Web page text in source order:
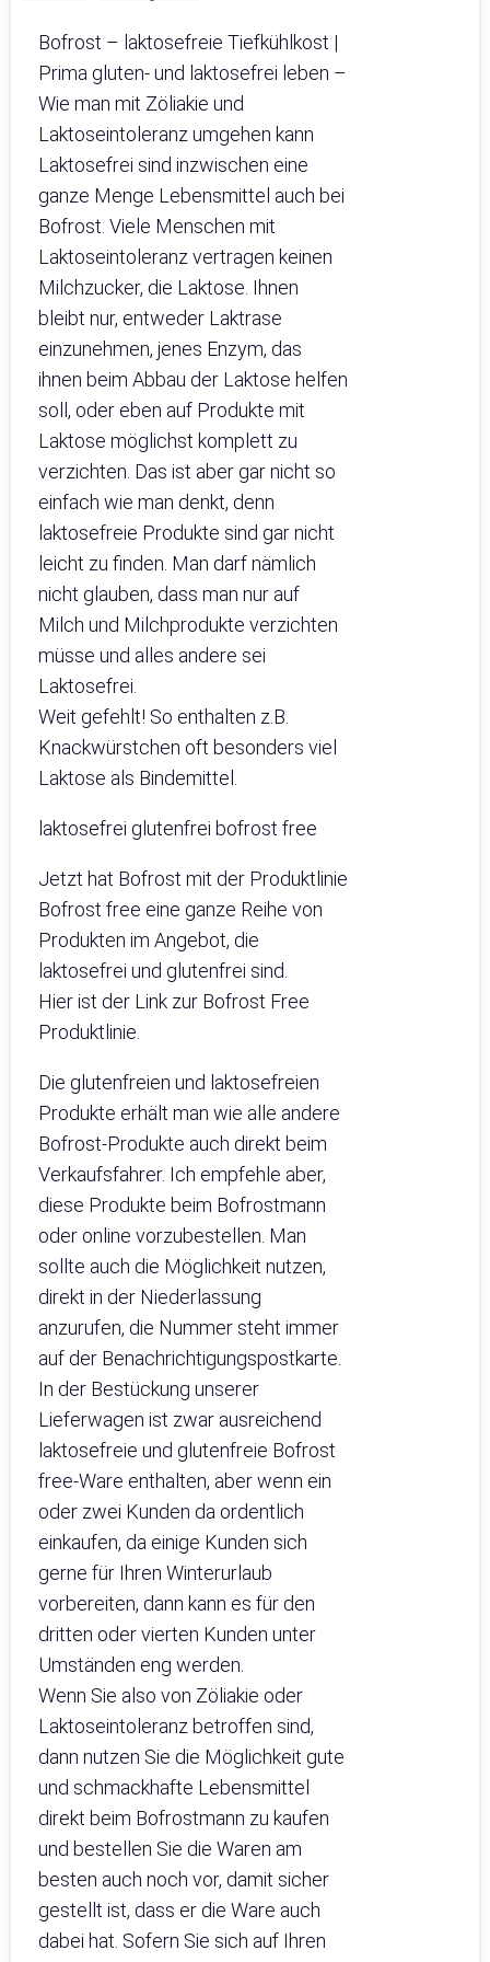
Bofrost – laktosefreie Tiefkühlkost |
Prima gluten- und laktosefrei leben –
Wie man mit Zöliakie und
Laktoseintoleranz umgehen kann
Laktosefrei sind inzwischen eine
ganze Menge Lebensmittel auch bei
Bofrost. Viele Menschen mit
Laktoseintoleranz vertragen keinen
Milchzucker, die Laktose. Ihnen
bleibt nur, entweder Laktrase
einzunehmen, jenes Enzym, das
ihnen beim Abbau der Laktose helfen
soll, oder eben auf Produkte mit
Laktose möglichst komplett zu
verzichten. Das ist aber gar nicht so
einfach wie man denkt, denn
laktosefreie Produkte sind gar nicht
leicht zu finden. Man darf nämlich
nicht glauben, dass man nur auf
Milch und Milchprodukte verzichten
müsse und alles andere sei
Laktosefrei.
Weit gefehlt! So enthalten z.B.
Knackwürstchen oft besonders viel
Laktose als Bindemittel.
laktosefrei glutenfrei bofrost free
Jetzt hat Bofrost mit der Produktlinie
Bofrost free eine ganze Reihe von
Produkten im Angebot, die
laktosefrei und glutenfrei sind.
Hier ist der Link zur Bofrost Free
Produktlinie.
Die glutenfreien und laktosefreien
Produkte erhält man wie alle andere
Bofrost-Produkte auch direkt beim
Verkaufsfahrer. Ich empfehle aber,
diese Produkte beim Bofrostmann
oder online vorzubestellen. Man
sollte auch die Möglichkeit nutzen,
direkt in der Niederlassung
anzurufen, die Nummer steht immer
auf der Benachrichtigungspostkarte.
In der Bestückung unserer
Lieferwagen ist zwar ausreichend
laktosefreie und glutenfreie Bofrost
free-Ware enthalten, aber wenn ein
oder zwei Kunden da ordentlich
einkaufen, da einige Kunden sich
gerne für Ihren Winterurlaub
vorbereiten, dann kann es für den
dritten oder vierten Kunden unter
Umständen eng werden.
Wenn Sie also von Zöliakie oder
Laktoseintoleranz betroffen sind,
dann nutzen Sie die Möglichkeit gute
und schmackhafte Lebensmittel
direkt beim Bofrostmann zu kaufen
und bestellen Sie die Waren am
besten auch noch vor, damit sicher
gestellt ist, dass er die Ware auch
dabei hat. Sofern Sie sich auf Ihren